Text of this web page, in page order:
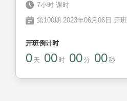
7小时 课时
第100期 2023年06月06日 开班
开班倒计时
0 天 00 时 00分 00秒